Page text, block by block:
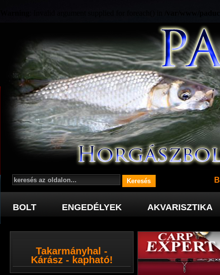
BOLT ENGEDÉLYEK AKVARISZTIKA
Takarmányhal -
Kárász - kapható!